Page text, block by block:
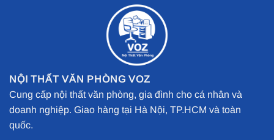
NỘI THẤT VĂN PHÒNG VOZ
Cung cấp nội thất văn phòng, gia đình cho cá nhân và
doanh nghiệp. Giao hàng tại Hà Nội, TP.HCM và toàn
quốc.